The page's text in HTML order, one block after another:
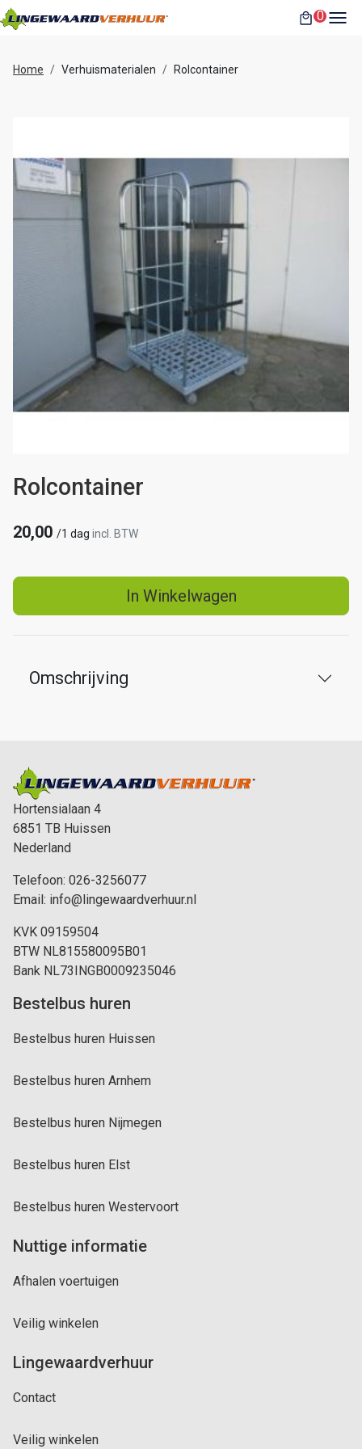
0
Home Verhuismaterialen Rolcontainer
Rolcontainer
20,00 /1 dag incl. BTW
In Winkelwagen
Omschrijving
Hortensialaan 4
6851 TB Huissen
Nederland
Telefoon: 026-3256077
Email: info@lingewaardverhuur.nl
KVK 09159504
BTW NL815580095B01
Bank NL73INGB0009235046
Bestelbus huren
Bestelbus huren Huissen
Bestelbus huren Arnhem
Bestelbus huren Nijmegen
Bestelbus huren Elst
Bestelbus huren Westervoort
Nuttige informatie
Afhalen voertuigen
Veilig winkelen
Lingewaardverhuur
Contact
Veilig winkelen